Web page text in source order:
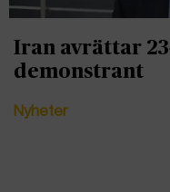
Iran avrättar
demonstrant
Nyheter